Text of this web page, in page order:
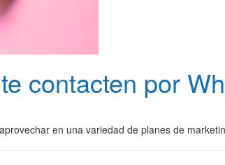
contacten por
en una variedad de planes de